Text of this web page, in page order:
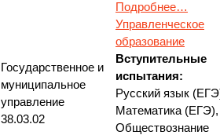
Подробнее…
Государственное и
муниципальное
управление
38.03.02
Управленческое
образование
Вступительные
испытания:
Русский язык
Математика (ЕГЭ),
Обществознание